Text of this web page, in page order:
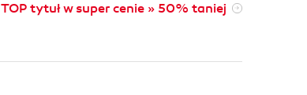
TOP tytuł w super cenie » 50% taniej